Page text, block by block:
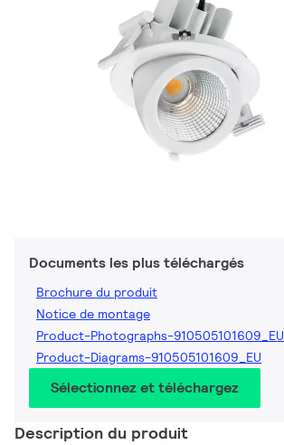
Documents les plus téléchargés
Brochure du produit
Notice de montage
Product-Photographs-910505101609_EU
Product-Diagrams-910505101609_EU
Sélectionnez et téléchargez
Description du produit